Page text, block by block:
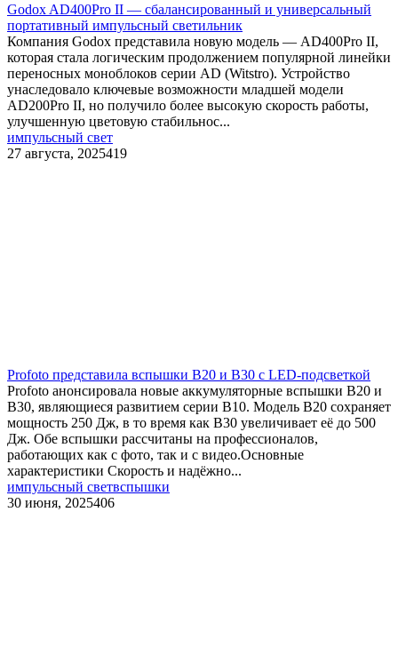
Godox AD400Pro II — сбалансированный и универсальный
портативный импульсный светильник
Компания Godox представила новую модель — AD400Pro II,
которая стала логическим продолжением популярной линейки
переносных моноблоков серии AD (Witstro). Устройство
унаследовало ключевые возможности младшей модели
AD200Pro II, но получило более высокую скорость работы,
улучшенную цветовую стабильнос...
импульсный свет
27 августа, 2025419
Profoto представила вспышки B20 и B30 с LED-подсветкой
Profoto анонсировала новые аккумуляторные вспышки B20 и
B30, являющиеся развитием серии B10. Модель B20 сохраняет
мощность 250 Дж, в то время как B30 увеличивает её до 500
Дж. Обе вспышки рассчитаны на профессионалов,
работающих как с фото, так и с видео.Основные
характеристики Скорость и надёжно...
импульсный светвспышки
30 июня, 2025406